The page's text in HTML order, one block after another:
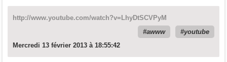
http://www.youtube.com/watch?v=LhyDtSCVPyM
awww
youtube
Mercredi 13 février 2013 à 18:55:42